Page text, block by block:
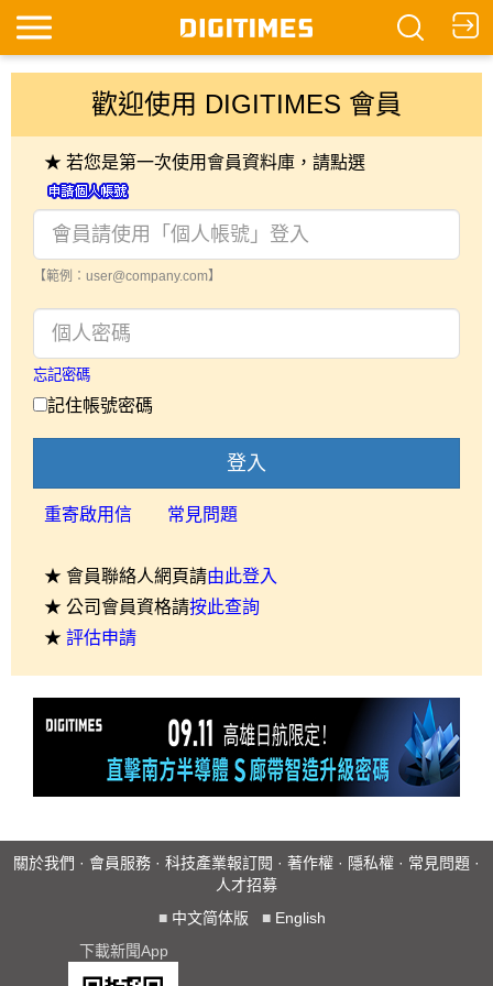
歡迎使用 DIGITIMES 會員
★ 若您是第一次使用會員資料庫，請點選
【範例：user@company.com】
忘記密碼
記住帳號密碼
登入
重寄啟用信 常見問題
★ 會員聯絡人網頁請由此登入
★ 公司會員資格請按此查詢
★ 評估申請
關於我們 · 會員服務 · 科技產業報訂閱 · 著作權 · 隱私權 · 常見問題 ·
人才招募
■ 中文简体版 ■ English
下載新聞App